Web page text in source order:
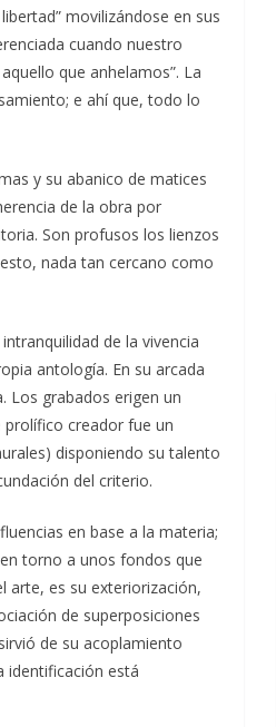
movilizándose en sus
cuando nuestro
que anhelamos”. La
e ahí que, todo lo
y su abanico de matices
de la obra por
Son profusos los lienzos
nada tan cercano como
de la vivencia
antología. En su arcada
Los grabados erigen un
creador fue un
disponiendo su talento
del criterio.
en base a la materia;
torno a unos fondos que
arte, es su exteriorización,
de superposiciones
de su acoplamiento
identificación está